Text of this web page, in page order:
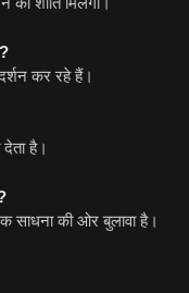
कर रहे हैं।
है।
साधना की ओर बुलावा है।